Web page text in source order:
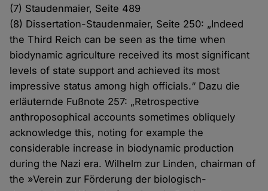
(7) Staudenmaier, Seite 489
(8) Dissertation-Staudenmaier, Seite 250: „Indeed
the Third Reich can be seen as the time when
biodynamic agriculture received its most significant
levels of state support and achieved its most
impressive status among high officials.“ Dazu die
erläuternde Fußnote 257: „Retrospective
anthroposophical accounts sometimes obliquely
acknowledge this, noting for example the
considerable increase in biodynamic production
during the Nazi era. Wilhelm zur Linden, chairman of
the »Verein zur Förderung der biologisch-